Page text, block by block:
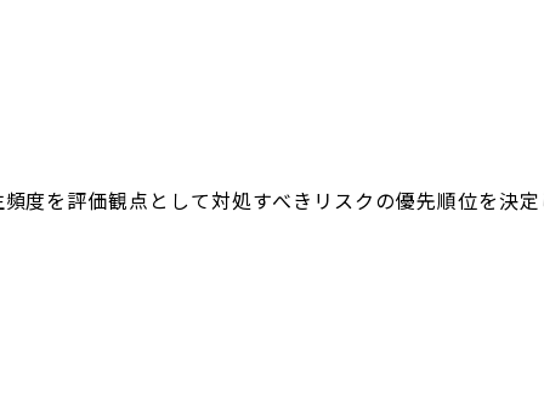
評価観点として対処すべきリスクの優先順位